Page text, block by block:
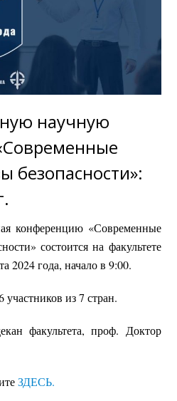
научную
безопасности»:
конференцию «Современные
состоится на факультете
2024 года, начало в 9:00.
участников из 7 стран.
факультета, проф. Доктор
ЗДЕСЬ.